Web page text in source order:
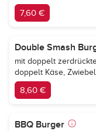
7,60 €
Double Smash
mit doppelt
doppelt Käse,
8,60 €
BBQ Burger